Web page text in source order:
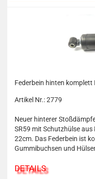
Federbein hinten komplett
Artikel Nr.: 2779
Neuer hinterer
SR59 mit Schutzhülse
22cm. Das Federbein ist
Gummibuchsen und
DETAILS